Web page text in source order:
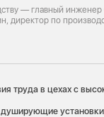
— главный
директор по
труда в цехах с